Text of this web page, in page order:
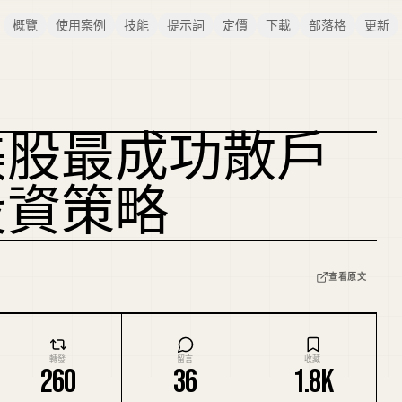
概覽 使用案例 技能 提示詞 定價 下載 部落格 更新
複刻封面
最成功散戶
資策略
查看原文
轉發
260
留言
36
收藏
1.8K